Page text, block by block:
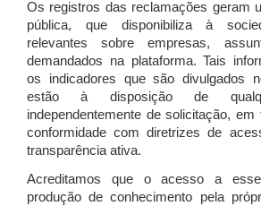
Os registros das reclamações geram
pública, que disponibiliza à
relevantes sobre empresas,
demandados na plataforma. Tais
os indicadores que são divulgados
estão à disposição de
independentemente de solicitação,
conformidade com diretrizes de
transparência ativa.
Acreditamos que o acesso a
produção de conhecimento pela